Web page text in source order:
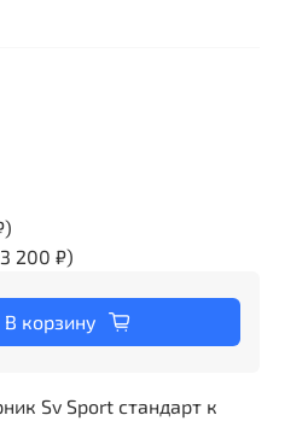
)
3 200 ₽)
В корзину
Sv Sport стандарт к